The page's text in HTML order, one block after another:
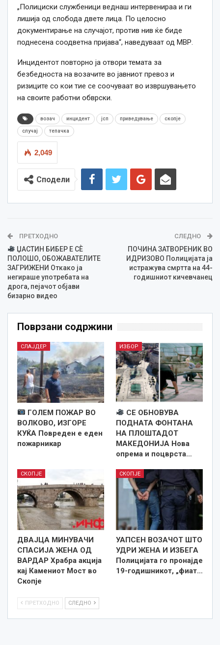
„Полициски службеници веднаш интервенираа и ги
лишија од слобода двете лица. По целосно
документирање на случајот, против нив ќе биде
поднесена соодветна пријава“, наведуваат од МВР.
Инцидентот повторно ја отвори темата за
безбедноста на возачите во јавниот превоз и
ризиците со кои тие се соочуваат во извршувањето
на своите работни обврски.
возач инцидент јсп приведување скопје
случај тепачка
2,049
Сподели
ПРЕТХОДНО
ЏАСТИН БИБЕР Е СЀ
ПОЛОШО, ОБОЖАВАТЕЛИТЕ
ЗАГРИЖЕНИ Откако ја
негираше употребата на
дрога, пејачот објави
бизарно видео
СЛЕДНО
ПОЧИНА ЗАТВОРЕНИК ВО
ИДРИЗОВО Полицијата ја
истражува смртта на 44-
годишниот кичевчанец
Поврзани содржини
СЛАЈДЕР
ГОЛЕМ ПОЖАР ВО
ВОЛКОВО, ИЗГОРЕ
КУЌА Повреден е еден
пожарникар
ИЗБОР
СЕ ОБНОВУВА
ПОДНАТА ФОНТАНА
НА ПЛОШТАДОТ
МАКЕДОНИЈА Нова
опрема и поцврста…
СКОПЈЕ
ДВАЈЦА МИНУВАЧИ
СПАСИЈА ЖЕНА ОД
ВАРДАР Храбра акција
кај Камениот Мост во
Скопје
СКОПЈЕ
УАПСЕН ВОЗАЧОТ ШТО
УДРИ ЖЕНА И ИЗБЕГА
Полицијата го пронајде
19-годишникот, „фиат…
ПРЕТХОДНО СЛЕДНО